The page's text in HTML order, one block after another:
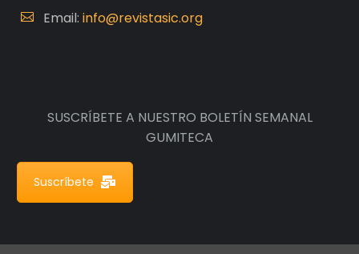
Email: info@revistasic.org
SUSCRÍBETE A NUESTRO BOLETÍN SEMANAL
GUMITECA
Suscríbete